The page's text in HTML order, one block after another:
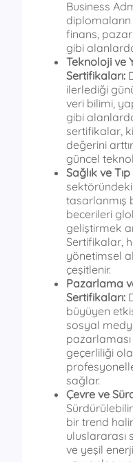
Business
diplomaların
finans,
gibi
Teknoloji ve
Sertifikaları:
ilerlediği
veri bilimi,
gibi
sertifikalar,
değerini
güncel
Sağlık ve
tasarlanmış
becerileri
geliştirmek
Sertifikalar,
yönetimsel
çeşitlenir.
Pazarlama
Sertifikaları:
büyüyen
sosyal
geçerliliği
sağlar.
Çevre ve
bir trend
uluslararası
ve yeşil